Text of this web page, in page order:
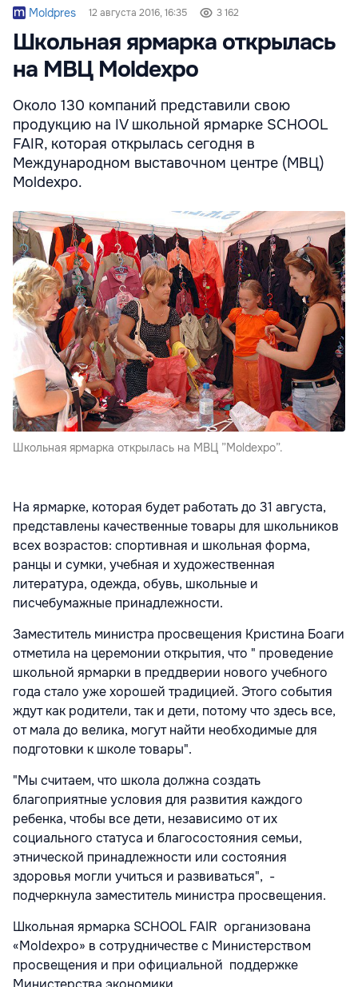
Moldpres 12 августа 2016, 16:35 3 162
Школьная ярмарка открылась
на МВЦ Moldexpo
Около 130 компаний представили свою
продукцию на IV школьной ярмарке SCHOOL
FAIR, которая открылась сегодня в
Международном выставочном центре (МВЦ)
Moldexpo.
Школьная ярмарка открылась на МВЦ ”Moldexpo”.
На ярмарке, которая будет работать до 31 августа,
представлены качественные товары для школьников
всех возрастов: спортивная и школьная форма,
ранцы и сумки, учебная и художественная
литература, одежда, обувь, школьные и
писчебумажные принадлежности.
Заместитель министра просвещения Кристина Боаги
отметила на церемонии открытия, что " проведение
школьной ярмарки в преддверии нового учебного
года стало уже хорошей традицией. Этого события
ждут как родители, так и дети, потому что здесь все,
от мала до велика, могут найти необходимые для
подготовки к школе товары".
"Мы считаем, что школа должна создать
благоприятные условия для развития каждого
ребенка, чтобы все дети, независимо от их
социального статуса и благосостояния семьи,
этнической принадлежности или состояния
здоровья могли учиться и развиваться", -
подчеркнула заместитель министра просвещения.
Школьная ярмарка SCHOOL FAIR организована
«Moldexpo» в сотрудничестве с Министерством
просвещения и при официальной поддержке